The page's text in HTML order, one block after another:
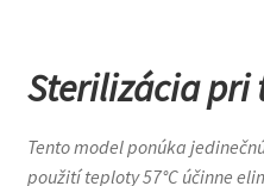
Sterilizácia pri
Tento model ponúka
použití teploty 57°C účinne